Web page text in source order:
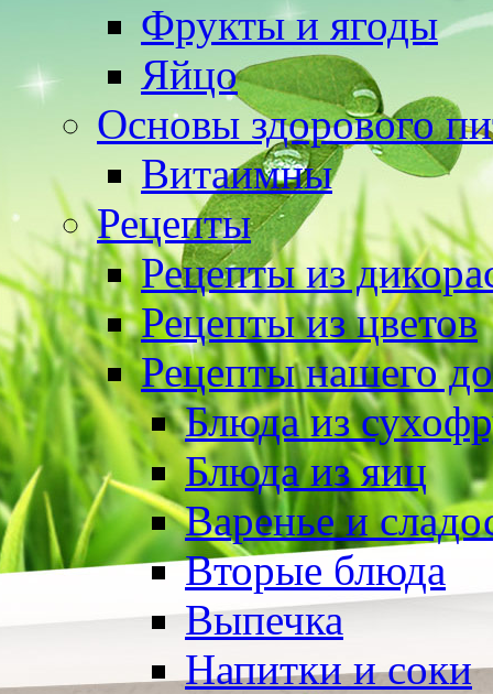
Фрукты и ягоды
Яйцо
Основы здорового
Витаимны
Рецепты
Рецепты из
Рецепты из цветов
Рецепты нашего
Блюда из
Блюда из яиц
Варенье и
Вторые блюда
Выпечка
Напитки и соки